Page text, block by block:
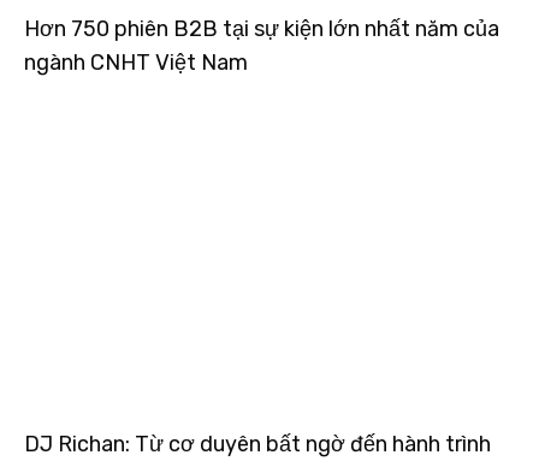
Hơn 750 phiên B2B tại sự kiện lớn nhất năm của
ngành CNHT Việt Nam
DJ Richan: Từ cơ duyên bất ngờ đến hành trình